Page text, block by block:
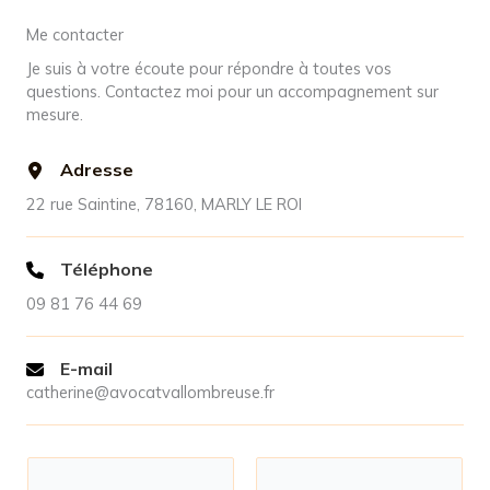
Me contacter
Je suis à votre écoute pour répondre à toutes vos
questions. Contactez moi pour un accompagnement sur
mesure.
Adresse
22 rue Saintine, 78160, MARLY LE ROI
Téléphone
09 81 76 44 69
E-mail
catherine@avocatvallombreuse.fr